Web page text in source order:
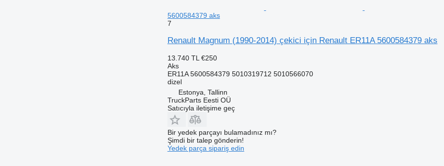
5600584379 aks
7
Renault Magnum (1990-2014) çekici için Renault ER11A 5600584379 aks
13.740 TL €250
Aks
ER11A 5600584379 5010319712 5010566070
dizel
Estonya, Tallinn
TruckParts Eesti OÜ
Satıcıyla iletişime geç
Bir yedek parçayı bulamadınız mı?
Şimdi bir talep gönderin!
Yedek parça sipariş edin